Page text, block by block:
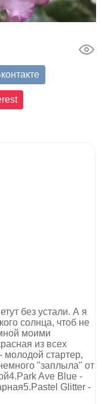
без устали. А я
солнца, чтоб не
моими
из всех
молодой стартер,
"заплыла" от
Ave Blue -
Glitter -